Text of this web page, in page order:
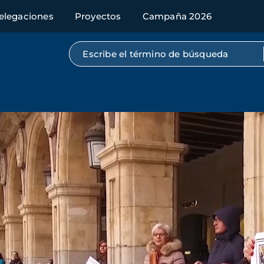
Proyectos Campaña 2026
Búsqueda por texto completo